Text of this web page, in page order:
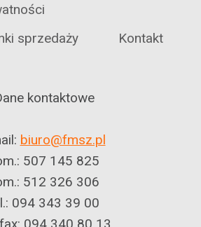
sprzedaży
Kontakt
kontaktowe
biuro@fmsz.pl
507 145 825
512 326 306
094 343 39 00